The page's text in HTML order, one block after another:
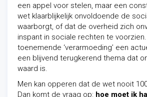
een appel voor stelen, maar een
wet klaarblijkelijk onvoldoende de
waarborgt, of dat de overheid zich
inspant in sociale rechten te
toenemende ‘verarmoeding’ een
een blijvend terugkerend thema dat
waard is.
Men kan opperen dat de wet nooit
Dan komt de vraag op: hoe moet ik